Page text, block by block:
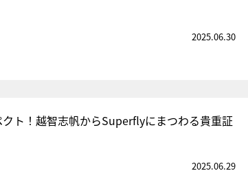
2025.06.30
ト！越智志帆からSuperflyにまつわる貴重証
2025.06.29